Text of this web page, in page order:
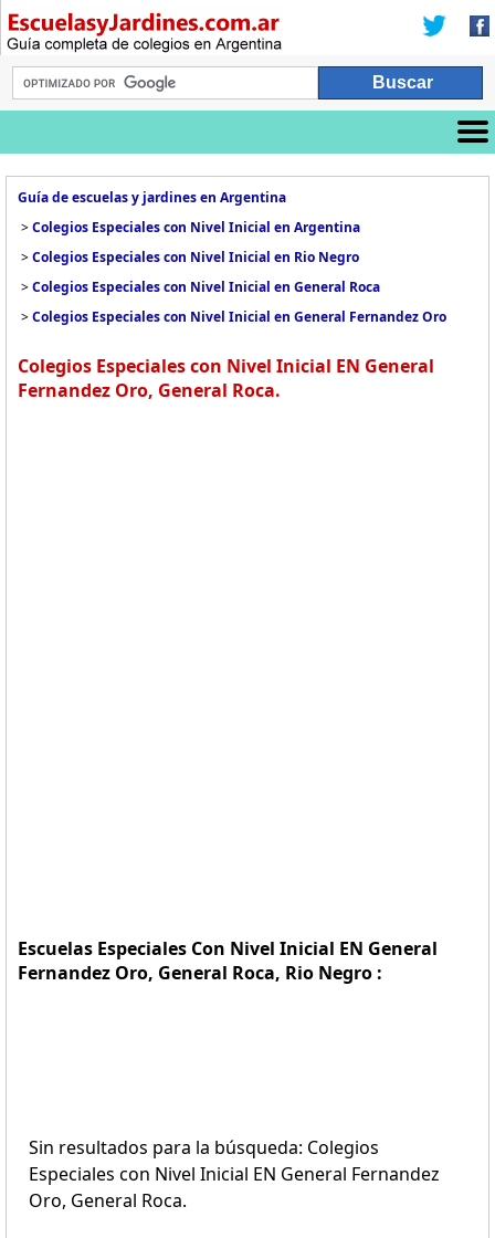
Guía de escuelas y jardines en Argentina
>Colegios Especiales con Nivel Inicial en Argentina
>Colegios Especiales con Nivel Inicial en Rio Negro
>Colegios Especiales con Nivel Inicial en General Roca
>Colegios Especiales con Nivel Inicial en General Fernandez Oro
Colegios Especiales con Nivel Inicial EN General
Fernandez Oro, General Roca.
Escuelas Especiales Con Nivel Inicial EN General
Fernandez Oro, General Roca, Rio Negro :
Sin resultados para la búsqueda: Colegios
Especiales con Nivel Inicial EN General Fernandez
Oro, General Roca.